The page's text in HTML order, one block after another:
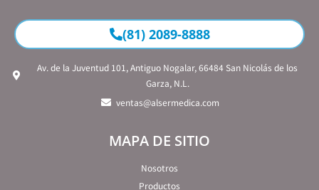
(81) 2089-8888
Av. de la Juventud 101, Antiguo Nogalar, 66484 San Nicolás de los
Garza, N.L.
ventas@alsermedica.com
MAPA DE SITIO
Nosotros
Productos